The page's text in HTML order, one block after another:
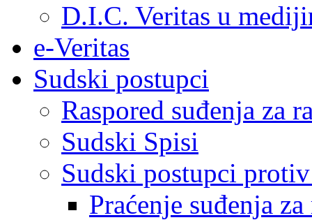
D.I.C. Veritas u
e-Veritas
Sudski postupci
Raspored suđenja za
Sudski Spisi
Sudski postupci
Praćenje suđenja